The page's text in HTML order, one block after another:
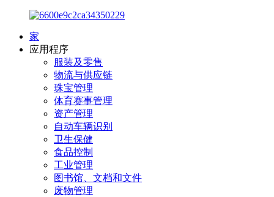
家
应用程序
服装及零售
物流与供应链
珠宝管理
体育赛事管理
资产管理
自动车辆识别
卫生保健
食品控制
工业管理
图书馆、文档和文件
废物管理